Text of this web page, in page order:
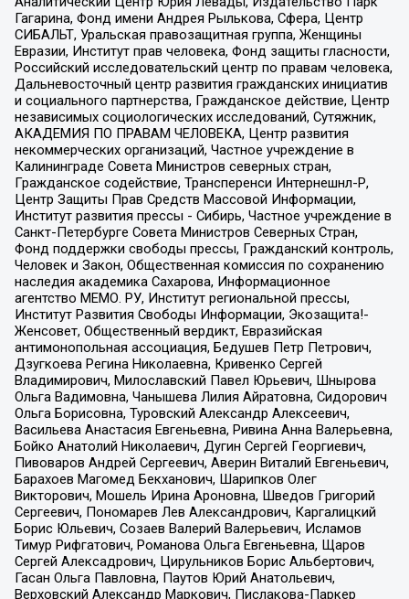
Гагарина, Фонд имени Андрея Рылькова, Сфера, Центр
СИБАЛЬТ, Уральская правозащитная группа, Женщины
Евразии, Институт прав человека, Фонд защиты гласности,
Российский исследовательский центр по правам человека,
Дальневосточный центр развития гражданских инициатив
и социального партнерства, Гражданское действие, Центр
независимых социологических исследований, Сутяжник,
АКАДЕМИЯ ПО ПРАВАМ ЧЕЛОВЕКА, Центр развития
некоммерческих организаций, Частное учреждение в
Калининграде Совета Министров северных стран,
Гражданское содействие, Трансперенси Интернешнл-Р,
Центр Защиты Прав Средств Массовой Информации,
Институт развития прессы - Сибирь, Частное учреждение в
Санкт-Петербурге Совета Министров Северных Стран,
Фонд поддержки свободы прессы, Гражданский контроль,
Человек и Закон, Общественная комиссия по сохранению
наследия академика Сахарова, Информационное
агентство МЕМО. РУ, Институт региональной прессы,
Институт Развития Свободы Информации, Экозащита!-
Женсовет, Общественный вердикт, Евразийская
антимонопольная ассоциация, Бедушев Петр Петрович,
Дзугкоева Регина Николаевна, Кривенко Сергей
Владимирович, Милославский Павел Юрьевич, Шнырова
Ольга Вадимовна, Чанышева Лилия Айратовна, Сидорович
Ольга Борисовна, Туровский Александр Алексеевич,
Васильева Анастасия Евгеньевна, Ривина Анна Валерьевна,
Бойко Анатолий Николаевич, Дугин Сергей Георгиевич,
Пивоваров Андрей Сергеевич, Аверин Виталий Евгеньевич,
Барахоев Магомед Бекханович, Шарипков Олег
Викторович, Мошель Ирина Ароновна, Шведов Григорий
Сергеевич, Пономарев Лев Александрович, Каргалицкий
Борис Юльевич, Созаев Валерий Валерьевич, Исламов
Тимур Рифгатович, Романова Ольга Евгеньевна, Щаров
Сергей Алексадрович, Цирульников Борис Альбертович,
Гасан Ольга Павловна, Паутов Юрий Анатольевич,
Верховский Александр Маркович, Пислакова-Паркер